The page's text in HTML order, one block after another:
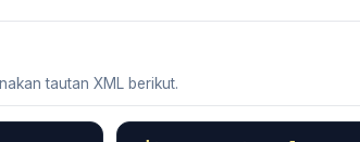
tautan XML berikut.